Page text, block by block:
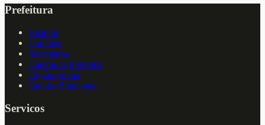
Prefeitura
Historia
Gabinete
Secretarias
Galeria de Prefeitos
Organograma
Quadro Funcional
Servicos